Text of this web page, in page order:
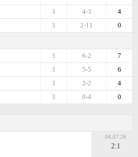
4
4-3
3
0
2-11
3
7
6-2
3
6
5-5
3
4
2-2
3
0
0-4
3
04.07.26
2:1